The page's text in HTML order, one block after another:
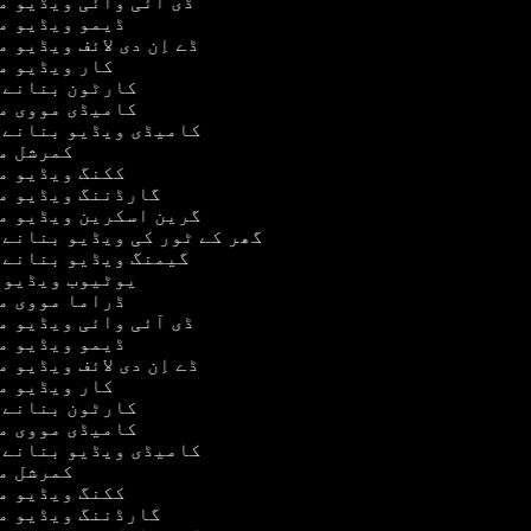
ڈیمو ویڈیو
ڈے اِن دی لائف ویڈیو
کار ویڈیو
کارٹون بنانے
کامیڈی مووی
کامیڈی ویڈیو بنانے
کمرشل
ککنگ ویڈیو
گارڈننگ ویڈیو
گرین اسکرین ویڈیو
گھر کے ٹور کی ویڈیو بنانے
گیمنگ ویڈیو بنانے
یوٹیوب
ڈراما مووی
ڈی آئی وائی ویڈیو
ڈیمو ویڈیو
ڈے اِن دی لائف ویڈیو
کار ویڈیو
کارٹون بنانے
کامیڈی مووی
کامیڈی ویڈیو بنانے
کمرشل
ککنگ ویڈیو
گارڈننگ ویڈیو